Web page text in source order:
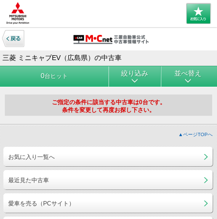
三菱 ミニキャブEV（広島県）の中古車
0台ヒット 絞り込み 並べ替え
ご指定の条件に該当する中古車は0台です。
条件を変更して再度お探し下さい。
▲ページTOPへ
お気に入り一覧へ
最近見た中古車
愛車を売る（PCサイト）